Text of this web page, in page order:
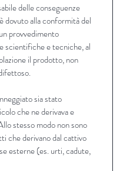
delle conseguenze
alla conformità del
provvedimento
scientifiche e tecniche, al
il prodotto, non
sia stato
che ne derivava e
stesso modo non sono
che derivano dal cattivo
esterne (es. urti, cadute,